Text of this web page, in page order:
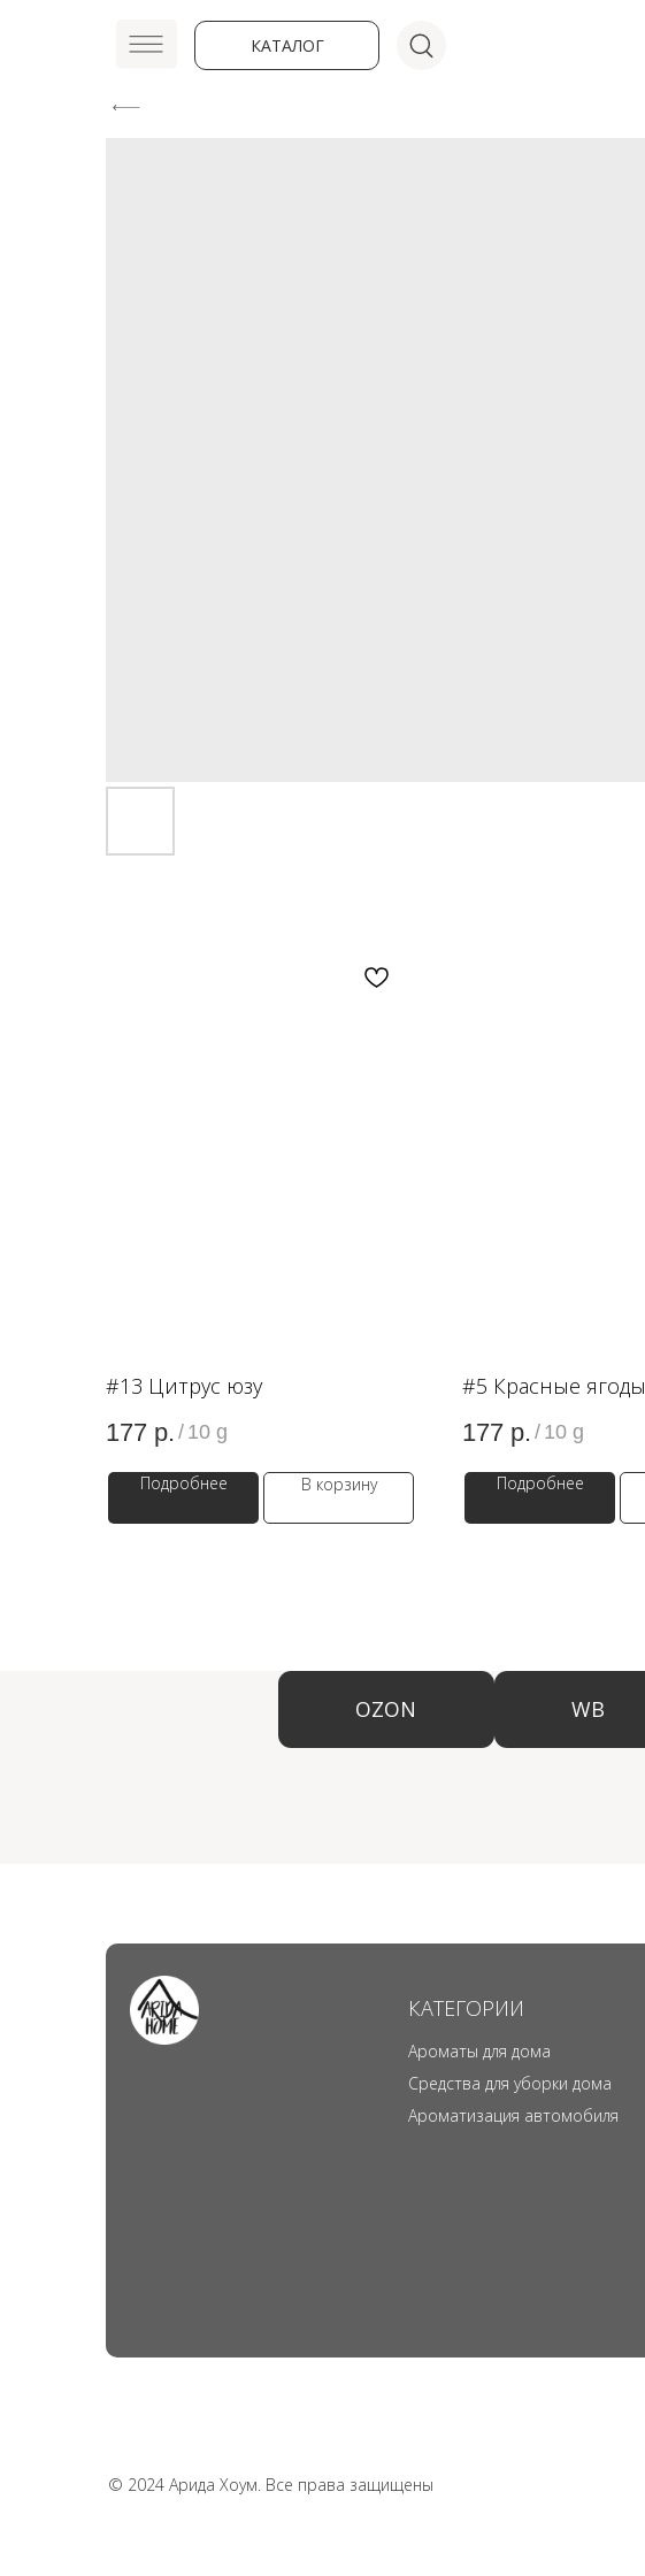
КАТАЛОГ
#13 Цитрус юзу
177 р. / 10 g
Подробнее В корзину
#5 Красные ягоды
177 р. / 10 g
Подробнее
OZON WB
© 2024 Арида Хоум. Все права защищены
КАТЕГОРИИ
Ароматы для дома
Ароматизация автомобиля
Средства для уборки дома